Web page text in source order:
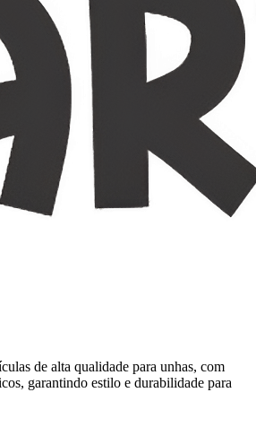
de alta qualidade para unhas, com
garantindo estilo e durabilidade para